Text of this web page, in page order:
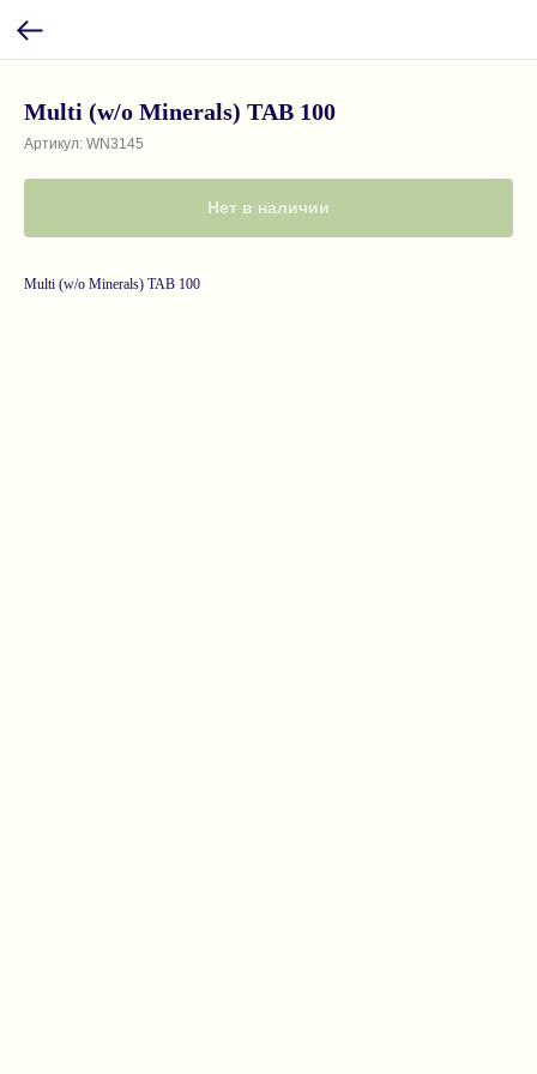
Multi (w/o Minerals) TAB 100
Артикул: WN3145
Нет в наличии
Multi (w/o Minerals) TAB 100